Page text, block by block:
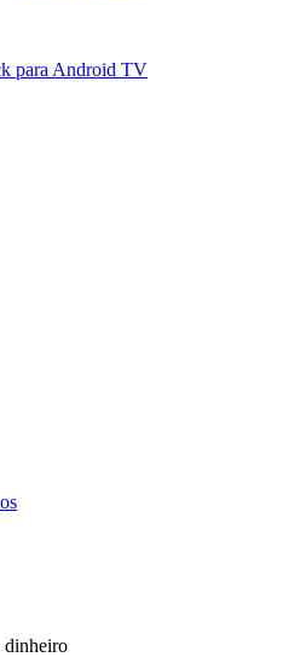
para Android TV
dinheiro